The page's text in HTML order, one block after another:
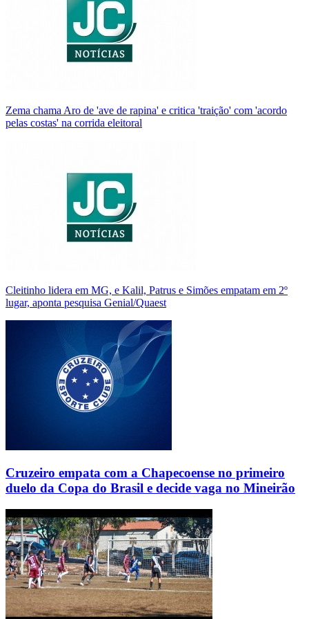
Zema chama Aro de 'ave de rapina' e critica 'traição' com 'acordo
pelas costas' na corrida eleitoral
Cleitinho lidera em MG, e Kalil, Patrus e Simões empatam em 2º
lugar, aponta pesquisa Genial/Quaest
Cruzeiro empata com a Chapecoense no primeiro
duelo da Copa do Brasil e decide vaga no Mineirão